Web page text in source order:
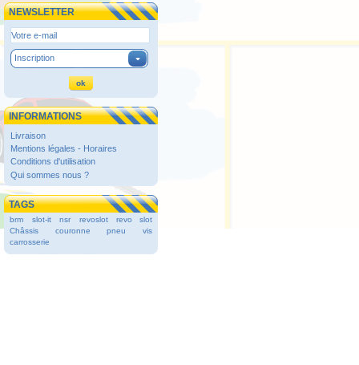
NEWSLETTER
Inscription
INFORMATIONS
Livraison
Mentions légales - Horaires
Conditions d'utilisation
Qui sommes nous ?
TAGS
brm slot-it nsr revoslot
revo slot
Châssis
couronne pneu
vis
carrosserie